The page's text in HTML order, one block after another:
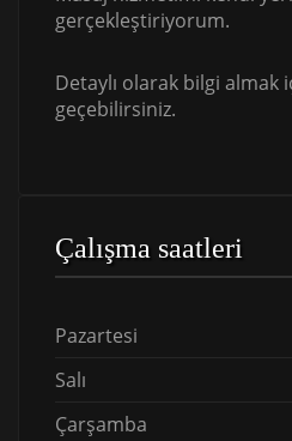
gerçekleştiriyorum.
Detaylı olarak bilgi
geçebilirsiniz.
Çalışma saatleri
Pazartesi
Salı
Çarşamba